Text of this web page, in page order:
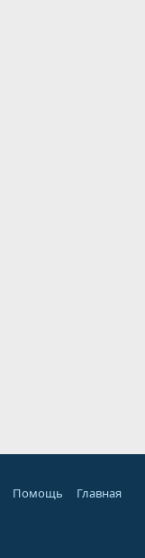
Помощь Главная